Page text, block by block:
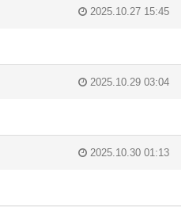
2025.10.27 15:45
2025.10.29 03:04
2025.10.30 01:13